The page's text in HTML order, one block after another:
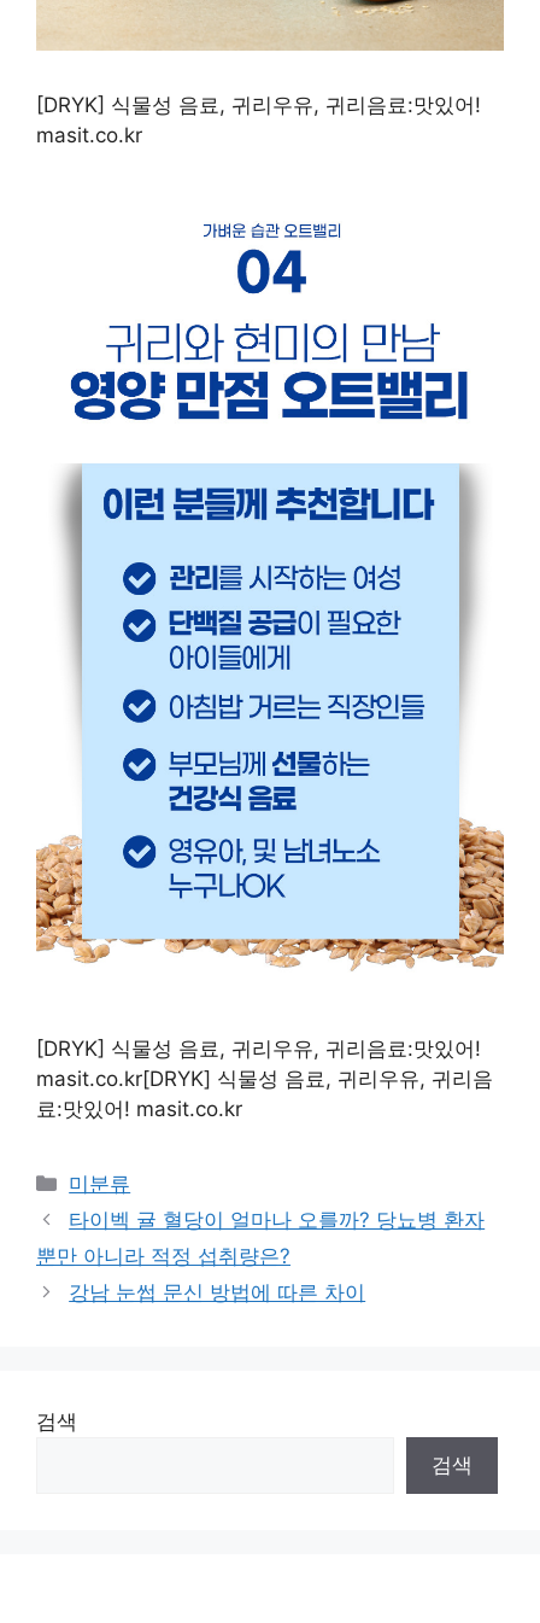
[DRYK] 식물성 음료, 귀리우유, 귀리음료:맛있어!
masit.co.kr
[DRYK] 식물성 음료, 귀리우유, 귀리음료:맛있어!
masit.co.kr[DRYK] 식물성 음료, 귀리우유, 귀리음
료:맛있어! masit.co.kr
Categories
미분류
타이벡 귤 혈당이 얼마나 오를까? 당뇨병 환자
뿐만 아니라 적정 섭취량은?
강남 눈썹 문신 방법에 따른 차이
검색
검색